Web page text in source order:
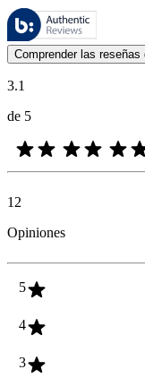
Estas reseñas las
Las opiniones de los
Comprender las reseñas
3.1
de 5
12
Opiniones
5
4
3